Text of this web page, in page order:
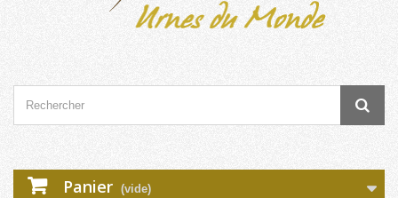
Panier (vide)